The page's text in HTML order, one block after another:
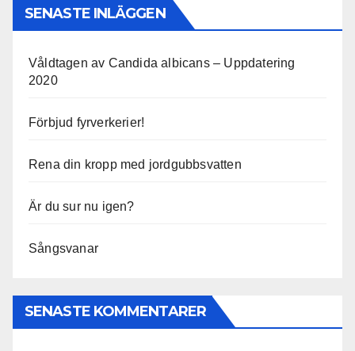
SENASTE INLÄGGEN
Våldtagen av Candida albicans – Uppdatering
2020
Förbjud fyrverkerier!
Rena din kropp med jordgubbsvatten
Är du sur nu igen?
Sångsvanar
SENASTE KOMMENTARER